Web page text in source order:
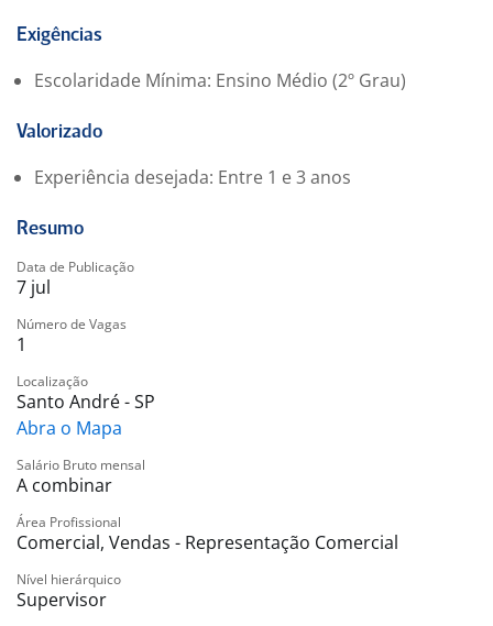
Exigências
Escolaridade Mínima: Ensino Médio (2º Grau)
Valorizado
Experiência desejada: Entre 1 e 3 anos
Resumo
Data de Publicação
7 jul
Número de Vagas
1
Localização
Santo André - SP
Abra o Mapa
Salário Bruto mensal
A combinar
Área Profissional
Comercial, Vendas - Representação Comercial
Nível hierárquico
Supervisor